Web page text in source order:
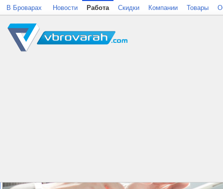
В Броварах Новости Работа Скидки Компании Товары